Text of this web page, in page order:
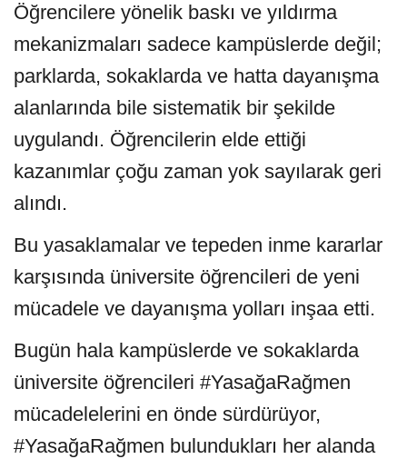
Öğrencilere yönelik baskı ve yıldırma
mekanizmaları sadece kampüslerde değil;
parklarda, sokaklarda ve hatta dayanışma
alanlarında bile sistematik bir şekilde
uygulandı. Öğrencilerin elde ettiği
kazanımlar çoğu zaman yok sayılarak geri
alındı.
Bu yasaklamalar ve tepeden inme kararlar
karşısında üniversite öğrencileri de yeni
mücadele ve dayanışma yolları inşaa etti.
Bugün hala kampüslerde ve sokaklarda
üniversite öğrencileri #YasağaRağmen
mücadelelerini en önde sürdürüyor,
#YasağaRağmen bulundukları her alanda